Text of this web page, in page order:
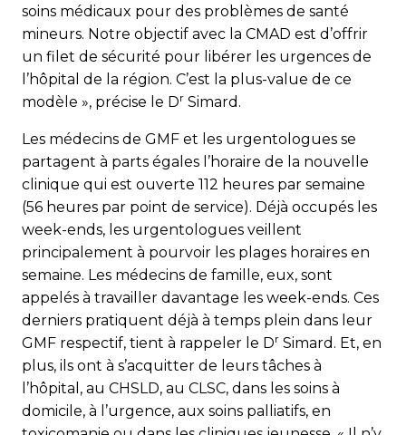
soins médicaux pour des problèmes de santé
mineurs. Notre objectif avec la CMAD est d’offrir
un filet de sécurité pour libérer les urgences de
l’hôpital de la région. C’est la plus-value de ce
modèle », précise le Dr Simard.
Les médecins de GMF et les urgentologues se
partagent à parts égales l’horaire de la nouvelle
clinique qui est ouverte 112 heures par semaine
(56 heures par point de service). Déjà occupés les
week-ends, les urgentologues veillent
principalement à pourvoir les plages horaires en
semaine. Les médecins de famille, eux, sont
appelés à travailler davantage les week-ends. Ces
derniers pratiquent déjà à temps plein dans leur
GMF respectif, tient à rappeler le Dr Simard. Et, en
plus, ils ont à s’acquitter de leurs tâches à
l’hôpital, au CHSLD, au CLSC, dans les soins à
domicile, à l’urgence, aux soins palliatifs, en